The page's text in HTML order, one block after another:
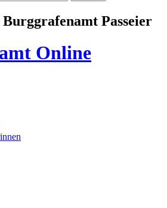
Passeier
Online